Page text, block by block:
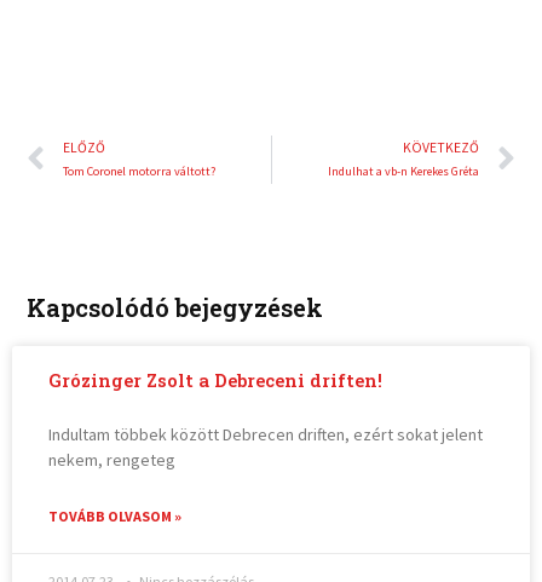
Előző
ELŐZŐ
Tom Coronel motorra váltott?
KÖVETKEZŐ
Indulhat a vb-n Kerekes Gréta
Kapcsolódó bejegyzések
Grózinger Zsolt a Debreceni driften!
Indultam többek között Debrecen driften, ezért sokat jelent
nekem, rengeteg
TOVÁBB OLVASOM »